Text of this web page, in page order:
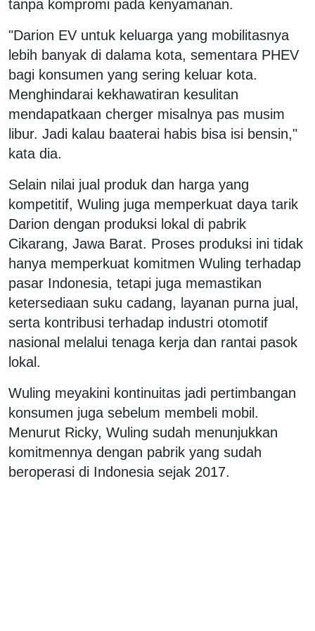
tanpa kompromi pada kenyamanan.
"Darion EV untuk keluarga yang mobilitasnya
lebih banyak di dalama kota, sementara PHEV
bagi konsumen yang sering keluar kota.
Menghindarai kekhawatiran kesulitan
mendapatkaan cherger misalnya pas musim
libur. Jadi kalau baaterai habis bisa isi bensin,"
kata dia.
Selain nilai jual produk dan harga yang
kompetitif, Wuling juga memperkuat daya tarik
Darion dengan produksi lokal di pabrik
Cikarang, Jawa Barat. Proses produksi ini tidak
hanya memperkuat komitmen Wuling terhadap
pasar Indonesia, tetapi juga memastikan
ketersediaan suku cadang, layanan purna jual,
serta kontribusi terhadap industri otomotif
nasional melalui tenaga kerja dan rantai pasok
lokal.
Wuling meyakini kontinuitas jadi pertimbangan
konsumen juga sebelum membeli mobil.
Menurut Ricky, Wuling sudah menunjukkan
komitmennya dengan pabrik yang sudah
beroperasi di Indonesia sejak 2017.